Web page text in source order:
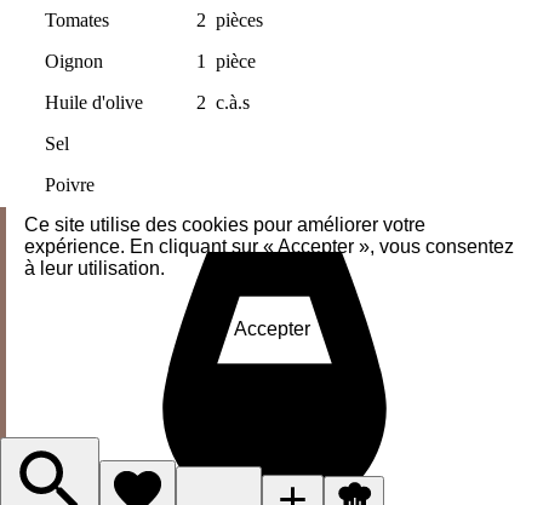
Tomates
2 pièces
Oignon
1
pièce
Huile d'olive
2 c.à.s
Sel
Poivre
Ce site utilise des cookies pour améliorer votre
expérience. En cliquant sur « Accepter », vous consentez
à leur utilisation.
Accepter